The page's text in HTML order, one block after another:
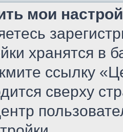
мои
хранятся в
ссылку
сверху